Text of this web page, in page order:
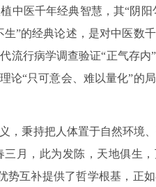
中医千年经典智慧，其“阴阳
”的经典论述，是对中医数
流行病学调查验证“正气存内
论“只可意会、难以量化”的
，秉持把人体置于自然环境
月，此为发陈，天地俱生
势互补提供了哲学根基，正